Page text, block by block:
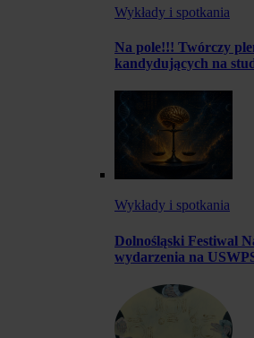
Wykłady i spotkania
Na pole!!! Twórczy
kandydujących na
Wykłady i spotkania
Dolnośląski Festiwal
wydarzenia na